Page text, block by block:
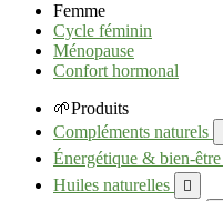
Femme
Cycle féminin
Ménopause
Confort hormonal
🌱Produits
Compléments naturels
Énergétique & bien-être
Huiles naturelles 